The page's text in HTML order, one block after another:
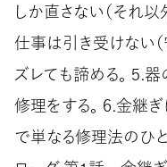
しか直さない（それ以
仕事は引き受けない
ズレても諦める。 ５.
修理をする。 ６.金継
で単なる修理法のひと